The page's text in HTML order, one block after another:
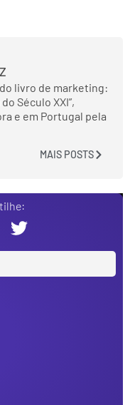
livro de marketing:
Século XXI”,
e em Portugal pela
MAIS POSTS